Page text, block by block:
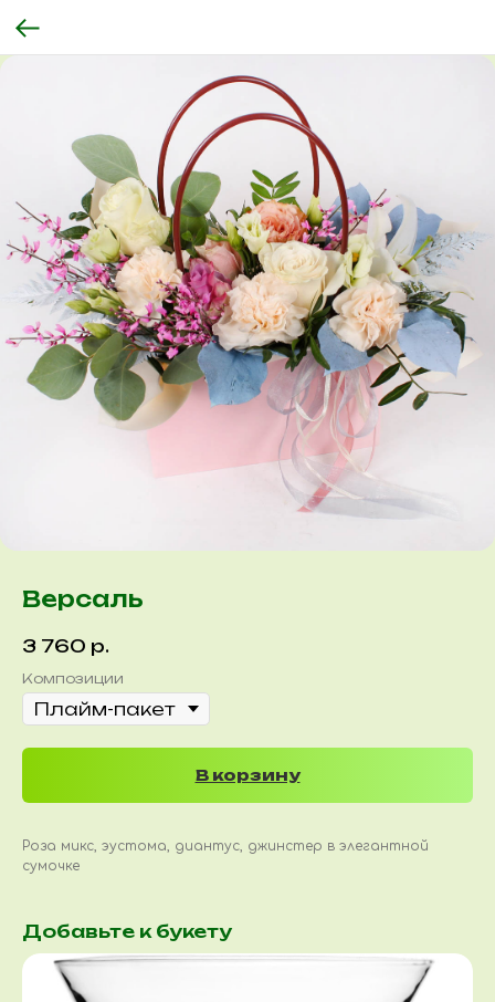
Версаль
3 760 р.
Композиции
В корзину
Роза микс, эустома, диантус, джинстер в элегантной
сумочке
Добавьте к букету